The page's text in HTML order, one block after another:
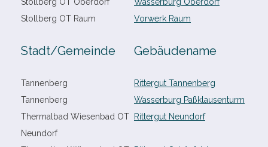
Stollberg OT Raum
Vorwerk Raum
Stadt/​Gemeinde Gebäudename
Tannenberg
Rittergut Tannenberg
Tannenberg
Wasserburg Paßklausenturm
Thermalbad Wiesenbad OT
Neundorf
Rittergut Neundorf